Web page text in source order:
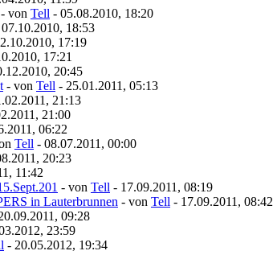
- von Tell - 05.08.2010, 18:20
18:53
17:19
17:21
20:45
- von Tell - 25.01.2011, 05:13
21:13
21:00
06:22
Tell - 08.07.2011, 00:00
20:23
11:42
- von Tell - 17.09.2011, 08:19
in Lauterbrunnen - von Tell - 17.09.2011, 08:42
09:28
23:59
- 20.05.2012, 19:34